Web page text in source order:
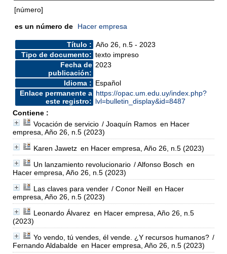
[número]
es un número de Hacer empresa
Título : Año 26, n.5 - 2023
Tipo de documento: texto impreso
Fecha de
publicación:
2023
Idioma : Español
Enlace permanente a
este registro:
https://opac.um.edu.uy/index.php?
lvl=bulletin_display&id=8487
Contiene :
Vocación de servicio / Joaquín Ramos en Hacer
empresa, Año 26, n.5 (2023)
Karen Jawetz en Hacer empresa, Año 26, n.5 (2023)
Un lanzamiento revolucionario / Alfonso Bosch en
Hacer empresa, Año 26, n.5 (2023)
Las claves para vender / Conor Neill en Hacer
empresa, Año 26, n.5 (2023)
Leonardo Álvarez en Hacer empresa, Año 26, n.5
(2023)
Yo vendo, tú vendes, él vende. ¿Y recursos humanos? /
Fernando Aldabalde en Hacer empresa, Año 26, n.5 (2023)